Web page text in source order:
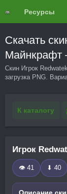
Ресурсы
Скачать
Майнкрафт
Скин Игрок
загрузка PNG.
К каталогу
Игрок
👁 41 ⬇ 40